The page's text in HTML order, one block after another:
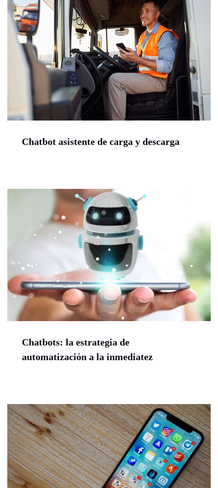
Chatbot asistente de carga y descarga
Chatbots: la estrategia de
automatización a la inmediatez